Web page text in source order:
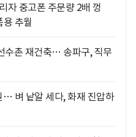
자 중고폰 주문량 2배 껑
추월
수촌 재건축… 송파구, 직무
… 벼 낱알 세다, 화재 진압하